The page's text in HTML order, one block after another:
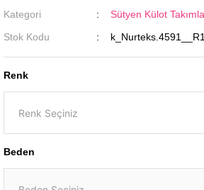
Kategori
Sütyen Külot
Stok Kodu
Renk
Beden